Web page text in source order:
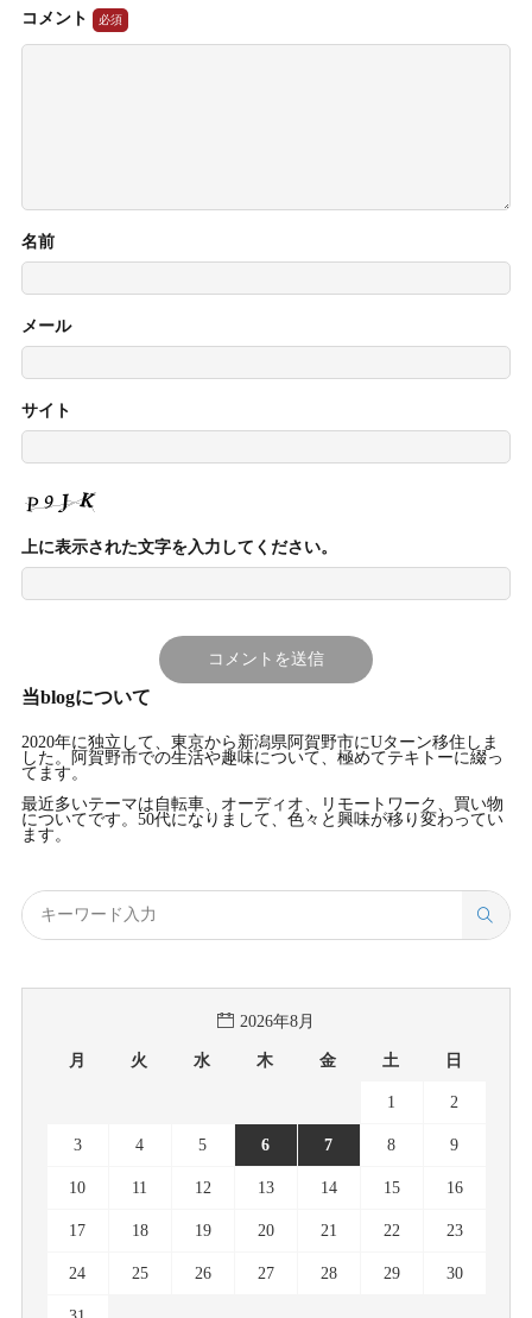
コメント
名前
メール
サイト
上に表示された文字を入力してください。
当blogについて
2020年に独立して、東京から新潟県阿賀野市にUターン移住しま
した。阿賀野市での生活や趣味について、極めてテキトーに綴っ
てます。
最近多いテーマは自転車、オーディオ、リモートワーク、買い物
についてです。50代になりまして、色々と興味が移り変わってい
ます。
2026年8月
月 火 水 木 金 土 日
1 2
3 4 5 6 7 8 9
10 11 12 13 14 15 16
17 18 19 20 21 22 23
24 25 26 27 28 29 30